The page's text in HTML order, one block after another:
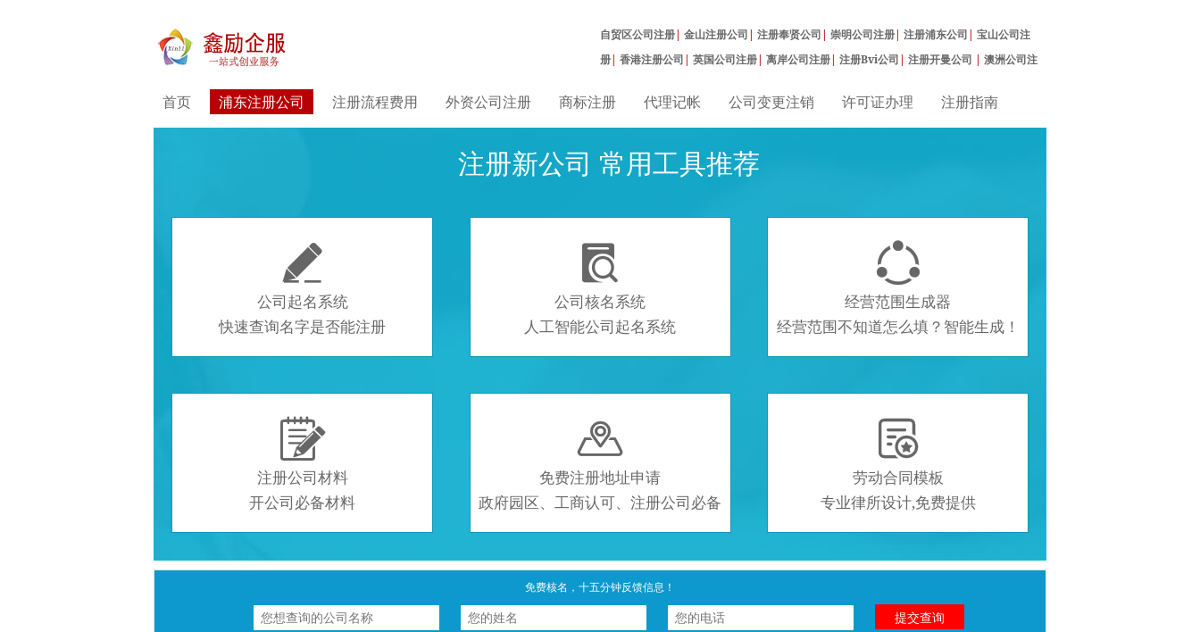
自贸区公司注册| 金山注册公司 | 注册奉贤公司 | 崇明公司注册| 注册浦东公司 | 宝山公司注
册| 香港注册公司 | 英国公司注册| 离岸公司注册| 注册Bvi公司 | 注册开曼公司 | 澳洲公司注
首页 浦东注册公司 注册流程费用 外资公司注册 商标注册 代理记帐 公司变更注销 许可证办理 注册指南
注册新公司 常用工具推荐

公司起名系统
快速查询名字是否能注册

公司核名系统
人工智能公司起名系统

经营范围生成器
经营范围不知道怎么填？智能生成！

注册公司材料
开公司必备材料

免费注册地址申请
政府园区、工商认可、注册公司必备

劳动合同模板
专业律所设计,免费提供
免费核名，十五分钟反馈信息！